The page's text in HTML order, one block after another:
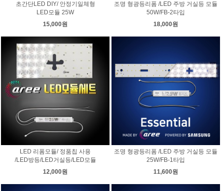
초간단LED DIY/ 안정기일체형
LED모듈 25W
15,000원
조명 형광등리폼 /LED 주방 거실등 모듈
50W/FB-2타입
18,000원
LED 리폼모듈/ 정품칩 사용
/LED방등/LED거실등/LED모듈
12,000원
조명 형광등리폼 /LED 주방 거실등 모듈
25W/FB-1타입
11,600원